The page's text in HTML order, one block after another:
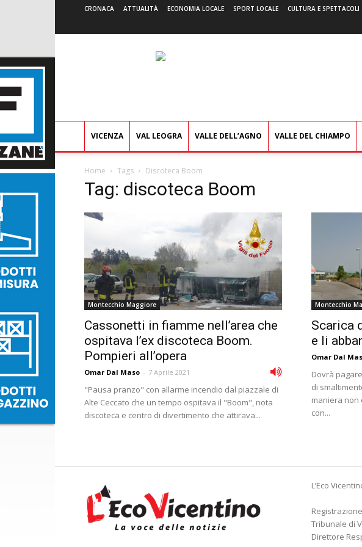
CRONACA ATTUALITÀ ECONOMIA LOCALE SPORT LOCALE CULTURA E SPETTACOLI
VICENZA VAL LEOGRA VALLE DELL’AGNO VALLE DEL CHIAMPO
Home Tags Discoteca Boom
Tag: discoteca Boom
Montecchio Maggiore
Cassonetti in fiamme nell’area che
ospitava l’ex discoteca Boom.
Pompieri all’opera
Omar Dal Maso - 7 Aprile 2021
"Pausa pranzo" con allarme incendio dal piazzale di
Alte Ceccato che un tempo ospitava il "Boom", nota
discoteca e centro di divertimento che attirava...
Montecchio
Scarica
e li
Omar Dal
Dovrà
di
maniera non
con...
L’Eco
Tribunale di
Direttore